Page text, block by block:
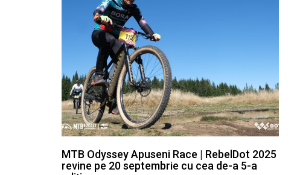
MTB Odyssey Apuseni Race | RebelDot 2025
revine pe 20 septembrie cu cea de-a 5-a